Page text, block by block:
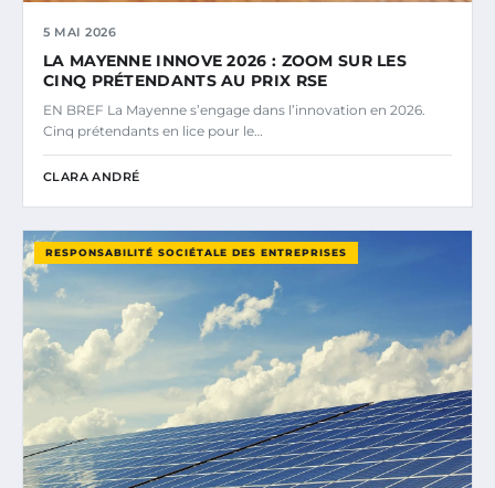
5 MAI 2026
LA MAYENNE INNOVE 2026 : ZOOM SUR LES
CINQ PRÉTENDANTS AU PRIX RSE
EN BREF La Mayenne s’engage dans l’innovation en 2026.
Cinq prétendants en lice pour le…
CLARA ANDRÉ
RESPONSABILITÉ SOCIÉTALE DES ENTREPRISES